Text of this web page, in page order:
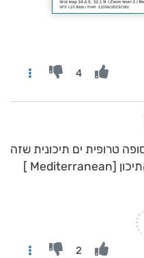
4
טרופית ים תיכונית שזה
באנגלית צירוף של המילים הים התיכון [Mediterranean ]
2